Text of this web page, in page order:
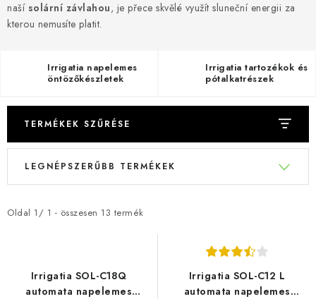
AKVARISZTIKAI TERMÉKEK
MIKROZÖLDEK
Általános Üzleti Feltételek
Kapcsolat
naší solární závlahou, je přece skvělé využít sluneční energii za
kterou nemusíte platit.
Irrigatia napelemes
öntözőkészletek
Irrigatia tartozékok és
pótalkatrészek
TERMÉKEK SZŰRÉSE
T
m
Oldal 1 / 1 - összesen 13 termék
T
m
LEGNÉPSZERŰBB TERMÉKEK
Irrigatia SOL-C18Q
automata napelemes
Irrigatia SOL-C12 L
automata napelemes